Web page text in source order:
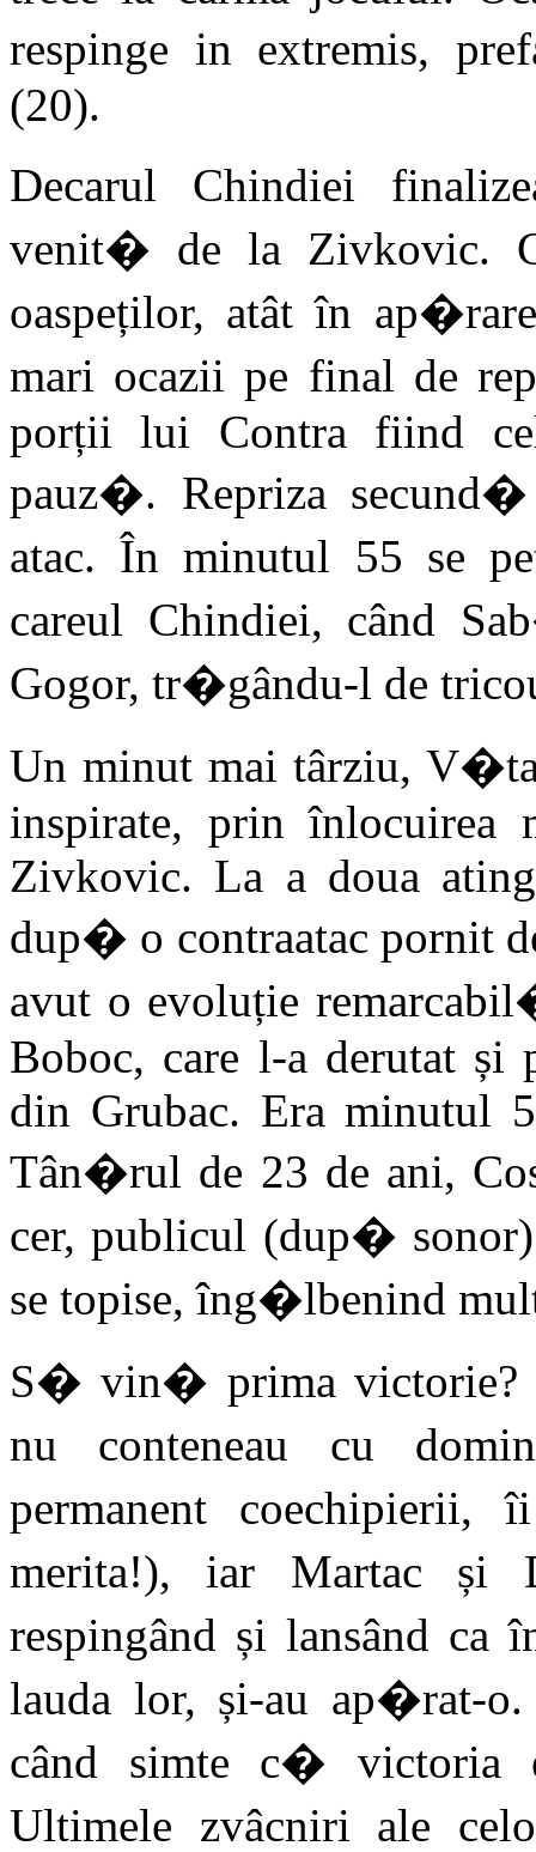
respinge in extremis,
(20).
Decarul Chindiei
venit� de la Zivkovic.
oaspeților, atât în
mari ocazii pe final de
porții lui Contra fiind
pauz�. Repriza
atac. În minutul 55 se
careul Chindiei, când
Gogor, tr�gându-l de
Un minut mai târziu,
inspirate, prin înlocuirea
Zivkovic. La a doua
dup� o contraatac pornit
avut o evoluție
Boboc, care l-a derutat și
din Grubac. Era minutul
Tân�rul de 23 de ani,
cer, publicul (dup�
se topise, îng�lbenind
S� vin� prima victorie?
nu conteneau cu
permanent
merita!), iar Martac și
respingând și lansând ca
lauda lor, și-au ap�rat-
când simte c� victoria
Ultimele zvâcniri ale